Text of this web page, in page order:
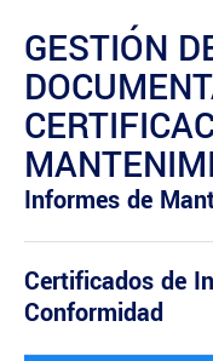
GESTIÓN
Informes de
Certificados de
Conformidad